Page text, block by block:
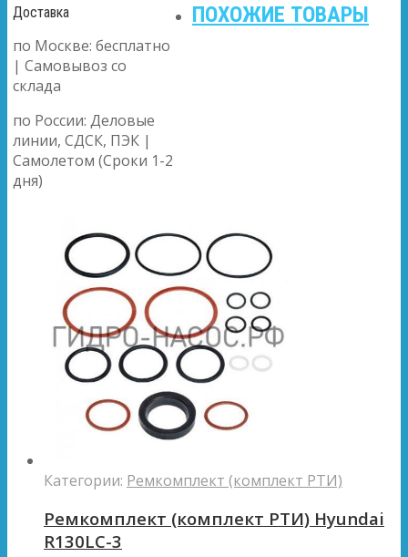
Доставка
по Москве: бесплатно
| Самовывоз со
склада
по России: Деловые
линии, СДСК, ПЭК |
Самолетом (Сроки 1-2
дня)
ПОХОЖИЕ ТОВАРЫ
Категории: Ремкомплект (комплект РТИ)
Ремкомплект (комплект РТИ) Hyundai
R130LC-3